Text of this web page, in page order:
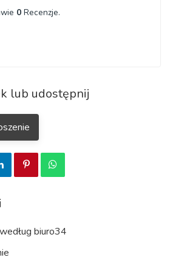
0 Recenzje.
lub udostępnij
biuro34